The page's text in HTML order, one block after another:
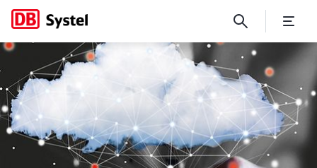
Die Zukunft liegt in der